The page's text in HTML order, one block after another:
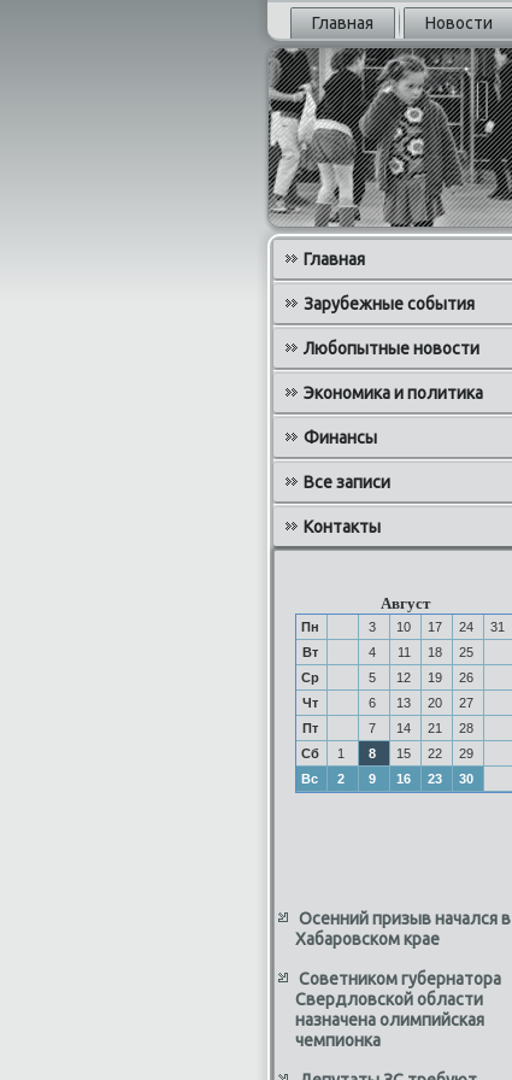
Главная Новости
Главная
Зарубежные события
Любопытные новости
Экономика и политика
Финансы
Все записи
Контакты
Август
Пн 3 10 17 24
31
Вт
4 11 18
25
Ср
5 12 19
26
Чт
6 13 20
27
Пт
7 14 21
28
Сб
1 8 15 22
29
Вс
2 9 16 23 30
Осенний призыв начался в
Хабаровском крае
Советником губернатора
Свердловской области
назначена олимпийская
чемпионка